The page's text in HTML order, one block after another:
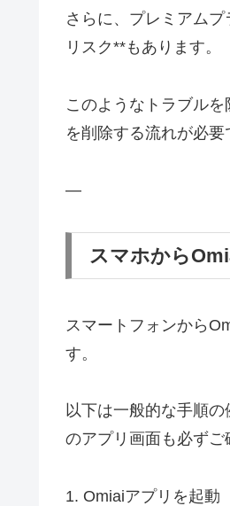
さらに、プレミアム
リスク**もあります。
このようなトラブル
を削除する流れが必要
—
スマホから
スマートフォンから
す。
以下は一般的な手順
のアプリ画面も必ずご
1. Omiaiアプリを起動